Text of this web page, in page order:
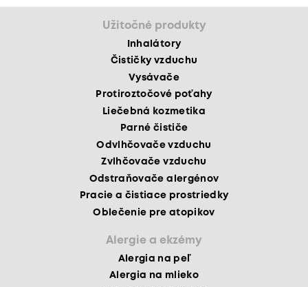
Užitočné produkty
Inhalátory
Čističky vzduchu
Vysávače
Protiroztočové poťahy
Liečebná kozmetika
Parné čističe
Odvlhčovače vzduchu
Zvlhčovače vzduchu
Odstraňovače alergénov
Pracie a čistiace prostriedky
Oblečenie pre atopikov
Alergie a ekzémy
Alergia na peľ
Alergia na mlieko